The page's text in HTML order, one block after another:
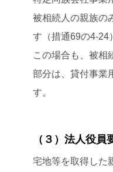
被相続人の親族の
す（措通69の4-24
この場合も、被相
部分は、貸付事業
す。
（３）法人役員
宅地等を取得した